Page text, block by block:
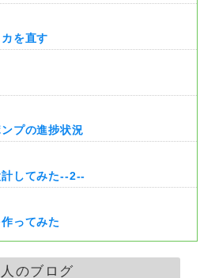
を直す
プの進捗状況
してみた--2--
ってみた
のブログ